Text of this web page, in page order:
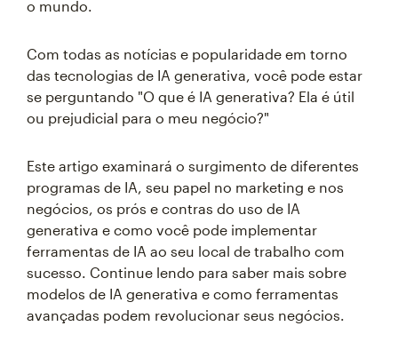
o mundo.
Com todas as notícias e popularidade em torno
das tecnologias de IA generativa, você pode estar
se perguntando "O que é IA generativa? Ela é útil
ou prejudicial para o meu negócio?"
Este artigo examinará o surgimento de diferentes
programas de IA, seu papel no marketing e nos
negócios, os prós e contras do uso de IA
generativa e como você pode implementar
ferramentas de IA ao seu local de trabalho com
sucesso. Continue lendo para saber mais sobre
modelos de IA generativa e como ferramentas
avançadas podem revolucionar seus negócios.